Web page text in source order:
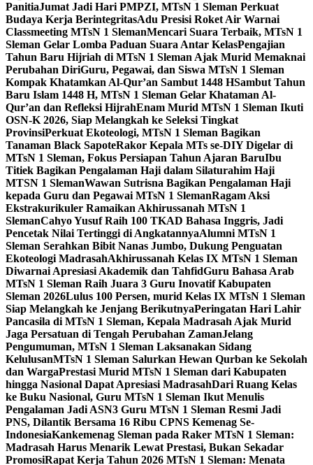
PanitiaJumat Jadi Hari PMPZI, MTsN 1 Sleman Perkuat
Budaya Kerja BerintegritasAdu Presisi Roket Air Warnai
Classmeeting MTsN 1 SlemanMencari Suara Terbaik, MTsN 1
Sleman Gelar Lomba Paduan Suara Antar KelasPengajian
Tahun Baru Hijriah di MTsN 1 Sleman Ajak Murid Memaknai
Perubahan DiriGuru, Pegawai, dan Siswa MTsN 1 Sleman
Kompak Khatamkan Al-Qur’an Sambut 1448 HSambut Tahun
Baru Islam 1448 H, MTsN 1 Sleman Gelar Khataman Al-
Qur’an dan Refleksi HijrahEnam Murid MTsN 1 Sleman Ikuti
OSN-K 2026, Siap Melangkah ke Seleksi Tingkat
ProvinsiPerkuat Ekoteologi, MTsN 1 Sleman Bagikan
Tanaman Black SapoteRakor Kepala MTs se-DIY Digelar di
MTsN 1 Sleman, Fokus Persiapan Tahun Ajaran BaruIbu
Titiek Bagikan Pengalaman Haji dalam Silaturahim Haji
MTSN 1 SlemanWawan Sutrisna Bagikan Pengalaman Haji
kepada Guru dan Pegawai MTsN 1 SlemanRagam Aksi
Ekstrakurikuler Ramaikan Akhirussanah MTsN 1
SlemanCahyo Yusuf Raih 100 TKAD Bahasa Inggris, Jadi
Pencetak Nilai Tertinggi di AngkatannyaAlumni MTsN 1
Sleman Serahkan Bibit Nanas Jumbo, Dukung Penguatan
Ekoteologi MadrasahAkhirussanah Kelas IX MTsN 1 Sleman
Diwarnai Apresiasi Akademik dan TahfidGuru Bahasa Arab
MTsN 1 Sleman Raih Juara 3 Guru Inovatif Kabupaten
Sleman 2026Lulus 100 Persen, murid Kelas IX MTsN 1 Sleman
Siap Melangkah ke Jenjang BerikutnyaPeringatan Hari Lahir
Pancasila di MTsN 1 Sleman, Kepala Madrasah Ajak Murid
Jaga Persatuan di Tengah Perubahan ZamanJelang
Pengumuman, MTsN 1 Sleman Laksanakan Sidang
KelulusanMTsN 1 Sleman Salurkan Hewan Qurban ke Sekolah
dan WargaPrestasi Murid MTsN 1 Sleman dari Kabupaten
hingga Nasional Dapat Apresiasi MadrasahDari Ruang Kelas
ke Buku Nasional, Guru MTsN 1 Sleman Ikut Menulis
Pengalaman Jadi ASN3 Guru MTsN 1 Sleman Resmi Jadi
PNS, Dilantik Bersama 16 Ribu CPNS Kemenag Se-
IndonesiaKankemenag Sleman pada Raker MTsN 1 Sleman:
Madrasah Harus Menarik Lewat Prestasi, Bukan Sekadar
PromosiRapat Kerja Tahun 2026 MTsN 1 Sleman: Menata